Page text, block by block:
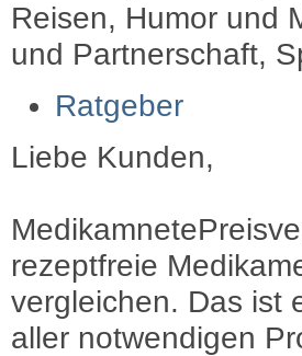
Reisen, Humor und
und Partnerschaft,
Ratgeber
Liebe Kunden,
rezeptfreie
vergleichen. Das ist
aller notwendigen